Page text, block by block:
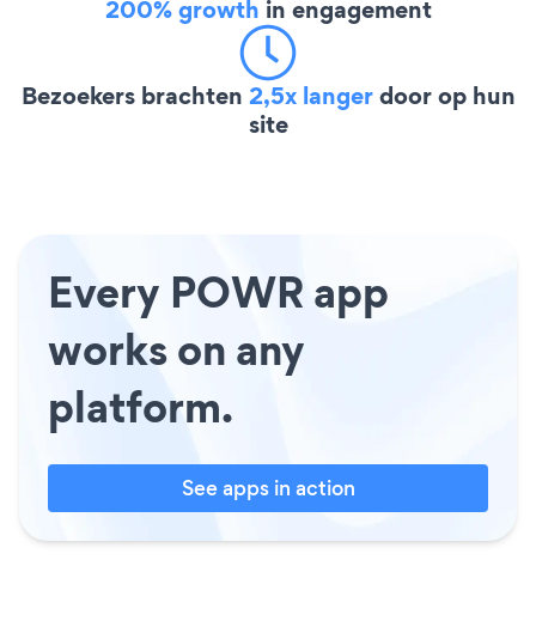
200% growth in engagement
Bezoekers brachten 2,5x langerdoor op hun
site
Every POWR app
works on any
platform.
See apps in action